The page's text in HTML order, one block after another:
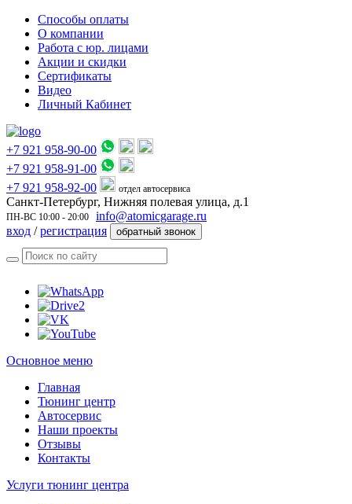
Способы оплаты
О компании
Работа с юр. лицами
Акции и скидки
Сертификаты
Видео
Личный Кабинет
+7 921 958-90-00
+7 921 958-91-00
+7 921 958-92-00
отдел автосервиса
Санкт-Петербург, Нижняя полевая улица, д.1
ПН-ВС 10:00 - 20:00
info@atomicgarage.ru
вход /регистрация обратный звонок
Основное меню
Главная
Тюнинг центр
Автосервис
Наши проекты
Отзывы
Контакты
Услуги тюнинг центра